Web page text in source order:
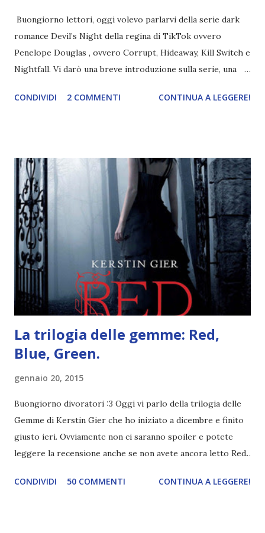
Buongiorno lettori, oggi volevo parlarvi della serie dark
romance Devil’s Night della regina di TikTok ovvero
Penelope Douglas , ovvero Corrupt, Hideaway, Kill Switch e
Nightfall. Vi darò una breve introduzione sulla serie, una
e anche un breve commento sui libri singoli. I libri sono in
grande (Devil's Night 1#) Autrice : Penelope Douglas
Pagine: 448 Editore: Newton Compton Editori
Pubblicazione: 10 Gennaio 2023 Traduttore: Laura Lancini
Trama: “Si chiama Michael Crist. È il fratello maggiore del
mio ragazzo ed è come quei film dell'orrore che guardi
coprendoti gli occhi. È bellissimo, forte, e assolutamente
terrificante. Non mi vede neppure. Ma io l'ho notato. L'ho
visto, l'ho sentito. Le cose che ha fatto, i misfatti ch...
CONDIVIDI 2 COMMENTI CONTINUA A LEGGERE!
La trilogia delle gemme: Red,
Blue, Green.
gennaio 20, 2015
Buongiorno divoratori :3 Oggi vi parlo della trilogia delle
Gemme di Kerstin Gier che ho iniziato a dicembre e finito
giusto ieri. Ovviamente non ci saranno spoiler e potete
leggere la recensione anche se non avete ancora letto Red.
Green sono state delle letture molto piacevoli ma non
CONDIVIDI 50 COMMENTI CONTINUA A LEGGERE!